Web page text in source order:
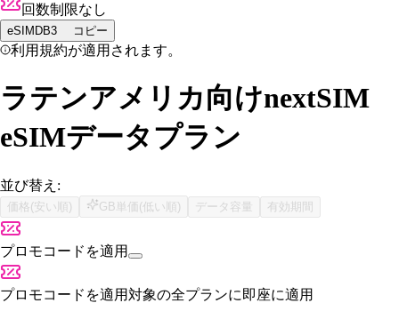
回数制限なし
eSIMDB3 コピー
利用規約が適用されます。
ラテンアメリカ向けnextSIM
eSIMデータプラン
並び替え:
価格(安い順) GB単価(低い順) データ容量 有効期間
プロモコードを適用
プロモコードを適用対象の全プランに即座に適用